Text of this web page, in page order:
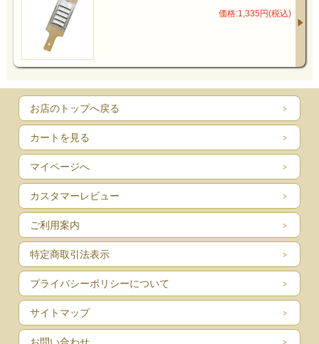
価格:1,335円(税込)
お店のトップへ戻る
カートを見る
マイページへ
カスタマーレビュー
ご利用案内
特定商取引法表示
プライバシーポリシーについて
サイトマップ